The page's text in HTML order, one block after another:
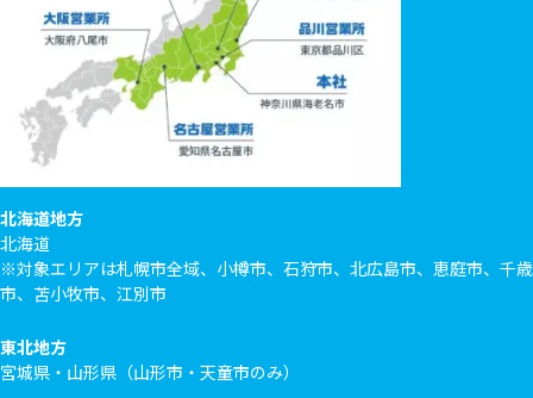
北海道地方
北海道
※対象エリアは札幌市全域、小樽市、石狩市、北広島市、恵庭市、千歳
市、苫小牧市、江別市
東北地方
宮城県・山形県（山形市・天童市のみ）